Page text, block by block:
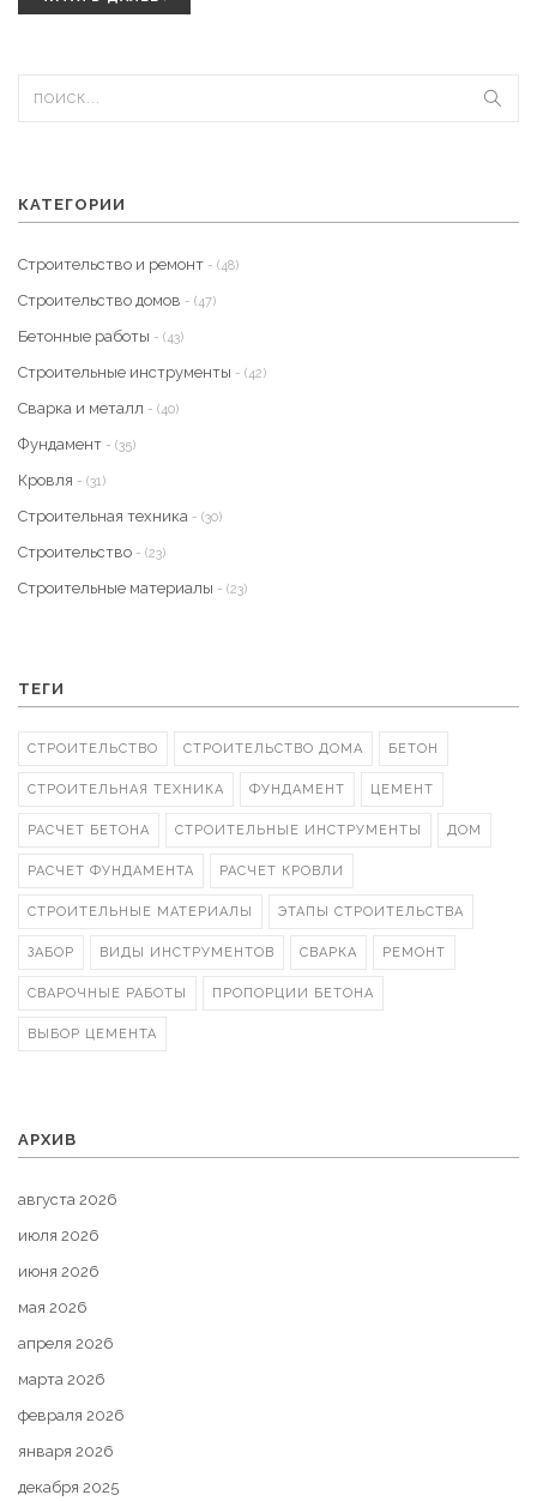
КАТЕГОРИИ
Строительство и ремонт - (48)
Строительство домов - (47)
Бетонные работы - (43)
Строительные инструменты - (42)
Сварка и металл - (40)
Фундамент - (35)
Кровля - (31)
Строительная техника - (30)
Строительство - (23)
Строительные материалы - (23)
ТЕГИ
СТРОИТЕЛЬСТВО СТРОИТЕЛЬСТВО ДОМА БЕТОН
СТРОИТЕЛЬНАЯ ТЕХНИКА ФУНДАМЕНТ ЦЕМЕНТ
РАСЧЕТ БЕТОНА СТРОИТЕЛЬНЫЕ ИНСТРУМЕНТЫ ДОМ
РАСЧЕТ ФУНДАМЕНТА РАСЧЕТ КРОВЛИ
СТРОИТЕЛЬНЫЕ МАТЕРИАЛЫ ЭТАПЫ СТРОИТЕЛЬСТВА
ЗАБОР ВИДЫ ИНСТРУМЕНТОВ СВАРКА РЕМОНТ
СВАРОЧНЫЕ РАБОТЫ ПРОПОРЦИИ БЕТОНА
ВЫБОР ЦЕМЕНТА
АРХИВ
августа 2026
июля 2026
июня 2026
мая 2026
апреля 2026
марта 2026
февраля 2026
января 2026
декабря 2025